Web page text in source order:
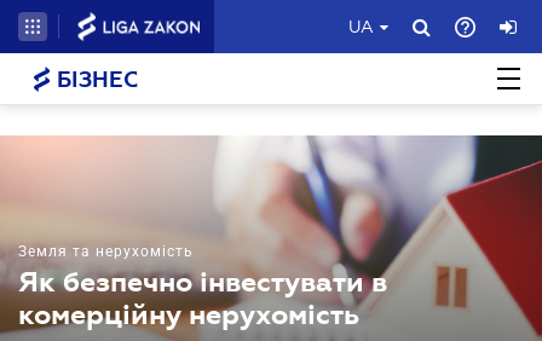
UA
БІЗНЕС
Земля та нерухомість
Як безпечно інвестувати в
комерційну нерухомість